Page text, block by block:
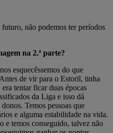
não podemos ter períodos
na 2.ª parte?
esquecêssemos do que
de vir para o Estoril, tinha
tentar ficar duas épocas
da Liga e isso dá
Temos pessoas que
e alguma estabilidade na vida.
e temos conseguido, talvez não